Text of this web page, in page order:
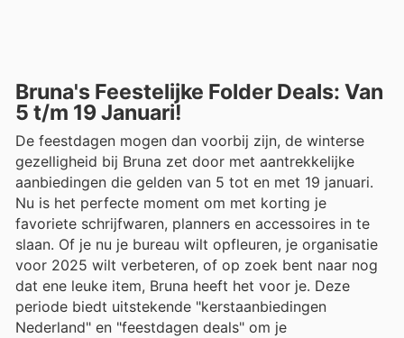
Bruna's Feestelijke Folder Deals: Van
5 t/m 19 Januari!
De feestdagen mogen dan voorbij zijn, de winterse
gezelligheid bij Bruna zet door met aantrekkelijke
aanbiedingen die gelden van 5 tot en met 19 januari.
Nu is het perfecte moment om met korting je
favoriete schrijfwaren, planners en accessoires in te
slaan. Of je nu je bureau wilt opfleuren, je organisatie
voor 2025 wilt verbeteren, of op zoek bent naar nog
dat ene leuke item, Bruna heeft het voor je. Deze
periode biedt uitstekende "kerstaanbiedingen
Nederland" en "feestdagen deals" om je